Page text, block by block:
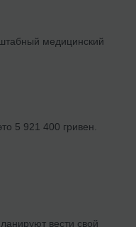
медицинский
5 921 400 гривен.
вести свой